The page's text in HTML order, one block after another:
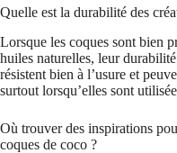
Quelle est la durabilité des
Lorsque les coques sont bien
huiles naturelles, leur
résistent bien à l’usure et
surtout lorsqu’elles sont
Où trouver des inspirations
coques de coco ?